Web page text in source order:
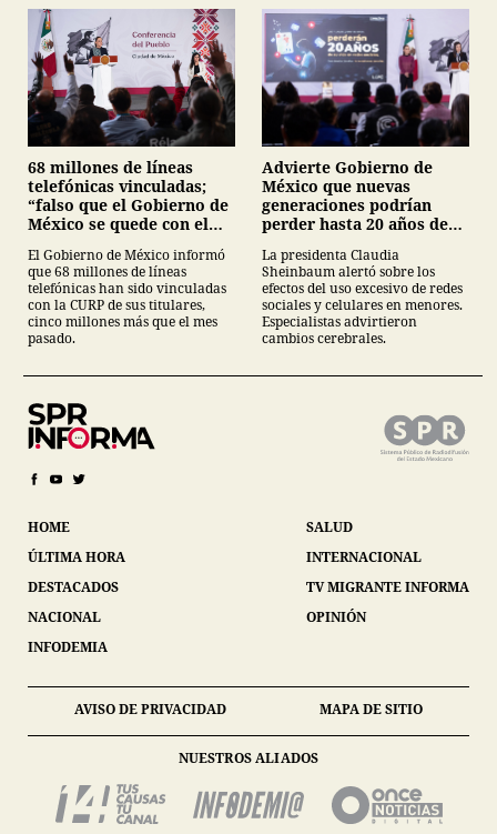
68 millones de líneas
telefónicas vinculadas;
“falso que el Gobierno de
México se quede con el
Sheinbaum
El Gobierno de México informó
que 68 millones de líneas
telefónicas han sido vinculadas
con la CURP de sus titulares,
cinco millones más que el mes
pasado.
Advierte Gobierno de
México que nuevas
generaciones podrían
perder hasta 20 años de
digitales
La presidenta Claudia
Sheinbaum alertó sobre los
efectos del uso excesivo de redes
sociales y celulares en menores.
Especialistas advirtieron
cambios cerebrales.
HOME
ÚLTIMA HORA
DESTACADOS
NACIONAL
INFODEMIA
SALUD
INTERNACIONAL
TV MIGRANTE INFORMA
OPINIÓN
AVISO DE PRIVACIDAD MAPA DE SITIO
NUESTROS ALIADOS